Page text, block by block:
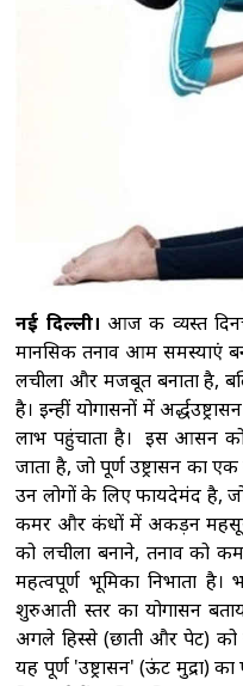
पुत‍िन ने सेना में
नियुक्तियों की
वाजेद जॉय ने
भारत ने दिया
हरिनी
बीच सहयोग बढ़ाने
बांग्लादेश के
इंग्लिश: कोच
नई दिल्ली। आज की व्यस्त
मानसिक तनाव आम समस्याएं
लचीला और मजबूत बनाता है,
है। इन्हीं योगासनों में
लाभ पहुंचाता है। इस आसन
जाता है, जो पूर्ण उष्ट्रासन का
उन लोगों के लिए फायदेमंद है,
कमर और कंधों में अकड़न महसूस
को लचीला बनाने, तनाव को
महत्वपूर्ण भूमिका निभाता
शुरुआती स्तर का योगासन
अगले हिस्से (छाती और पेट)
यह पूर्ण 'उष्ट्रासन' (ऊंट